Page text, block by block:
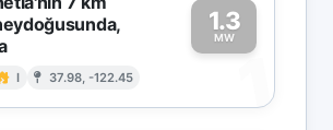
I 37.98, -122.45
1.3
MW
1